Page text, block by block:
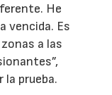
He
vencida. Es
a las
prueba.